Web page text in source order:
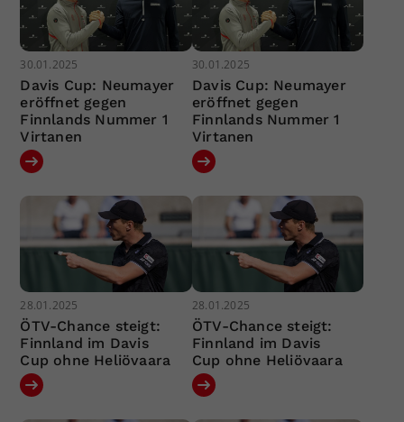
30.01.2025
Davis Cup: Neumayer
eröffnet gegen
Finnlands Nummer 1
Virtanen
30.01.2025
Davis Cup: Neumayer
eröffnet gegen
Finnlands Nummer 1
Virtanen
28.01.2025
ÖTV-Chance steigt:
Finnland im Davis
Cup ohne Heliövaara
28.01.2025
ÖTV-Chance steigt:
Finnland im Davis
Cup ohne Heliövaara